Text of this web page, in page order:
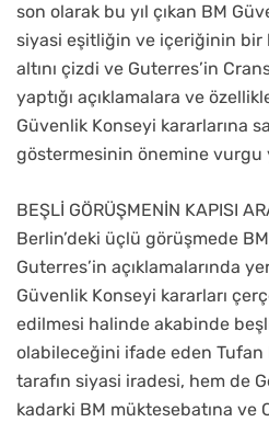
son olarak bu yıl çıkan BM
siyasi eşitliğin ve içeriğinin
altını çizdi ve Guterres’in
yaptığı açıklamalara ve
Güvenlik Konseyi kararlarına
göstermesinin önemine vurgu
BEŞLİ GÖRÜŞMENİN KAPISI
Berlin’deki üçlü görüşmede
Guterres’in açıklamalarında
Güvenlik Konseyi kararları
edilmesi halinde akabinde
olabileceğini ifade eden Tufan
tarafın siyasi iradesi, hem de
kadarki BM müktesebatına ve